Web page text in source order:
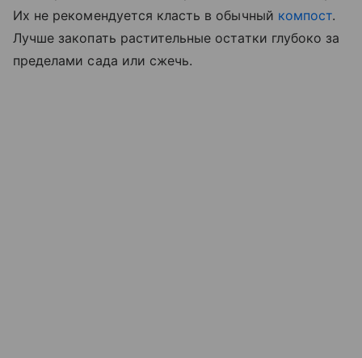
Их не рекомендуется класть в обычный компост.
Лучше закопать растительные остатки глубоко за
пределами сада или сжечь.